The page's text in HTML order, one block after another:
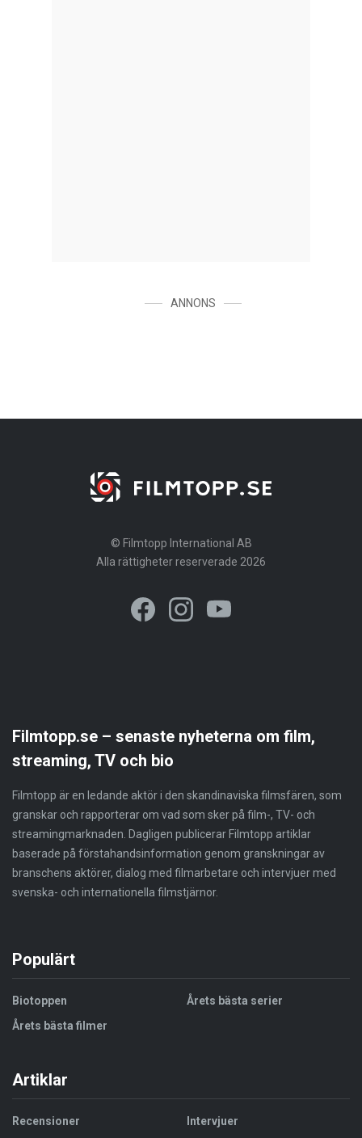
ANNONS
© Filmtopp International AB
Alla rättigheter reserverade 2026
Filmtopp.se – senaste nyheterna om film,
streaming, TV och bio
Filmtopp är en ledande aktör i den skandinaviska filmsfären, som
granskar och rapporterar om vad som sker på film-, TV- och
streamingmarknaden. Dagligen publicerar Filmtopp artiklar
baserade på förstahandsinformation genom granskningar av
branschens aktörer, dialog med filmarbetare och intervjuer med
svenska- och internationella filmstjärnor.
Populärt
Biotoppen
Årets bästa filmer
Årets bästa serier
Artiklar
Recensioner Intervjuer